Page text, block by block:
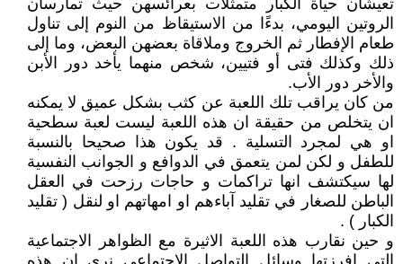
تعيشان حياة الكبار متمثلات بعرائسهن حيث تمارسان
الروتين اليومي، بدءًا من الاستيقاظ من النوم إلى تناول
طعام الإفطار ثم الخروج وملاقاة بعضهن البعض، وما إلى
ذلك وكذلك فتى أو فتيين، شخص منهما يأخد دور الأبن
والأخر دور الأب.
من كان يراقب تلك اللعبة عن كثب بشكل عميق لا يمكنه
ان يتخلص من حقيقة ان هذه اللعبة ليست لعبة سطحية
او هي لمجرد التسلية . قد يكون هذا صحيحا بالنسبة
للطفل و لكن لمن يتعمق في الدوافع و الجوانب النفسية
لها سيكتشف انها تراكمات و حاجات رزحت في العقل
الباطن للصغار في تقليد آباءهم او امهاتهم او لنقل ( تقليد
الكبار ) .
و حين نقارب هذه اللعبة الاثيرة مع الظواهر الاجتماعية